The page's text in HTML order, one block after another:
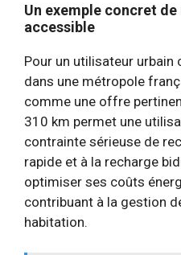
Un exemple concret
accessible
Pour un utilisateur urbain
dans une métropole
comme une offre
310 km permet une
contrainte sérieuse de
rapide et à la recharge
optimiser ses coûts
contribuant à la gestion
habitation.